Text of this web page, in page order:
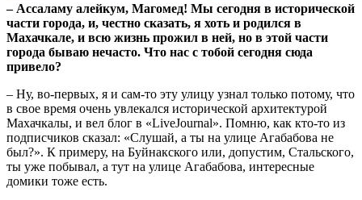
– Ассаламу алейкум, Магомед! Мы сегодня в исторической
части города, и, честно сказать, я хоть и родился в
Махачкале, и всю жизнь прожил в ней, но в этой части
города бываю нечасто. Что нас с тобой сегодня сюда
привело?
– Ну, во-первых, я и сам-то эту улицу узнал только потому, что
в свое время очень увлекался исторической архитектурой
Махачкалы, и вел блог в «LiveJournal». Помню, как кто-то из
подписчиков сказал: «Слушай, а ты на улице Агабабова не
был?». К примеру, на Буйнакского или, допустим, Стальского,
ты уже побывал, а тут на улице Агабабова, интересные
домики тоже есть.